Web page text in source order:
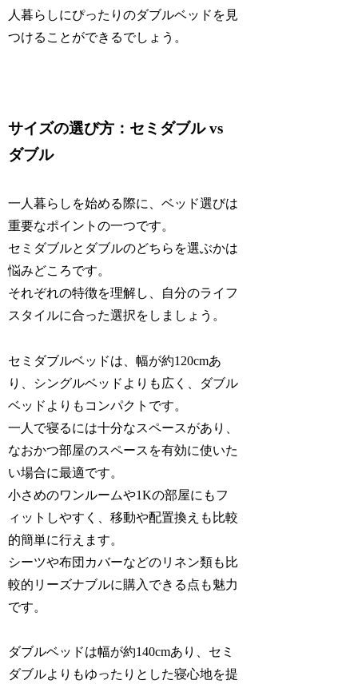
人暮らしにぴったりのダブルベッドを見
つけることができるでしょう。
サイズの選び方：セミダブル vs
ダブル
一人暮らしを始める際に、ベッド選びは
重要なポイントの一つです。
セミダブルとダブルのどちらを選ぶかは
悩みどころです。
それぞれの特徴を理解し、自分のライフ
スタイルに合った選択をしましょう。
セミダブルベッドは、幅が約120cmあ
り、シングルベッドよりも広く、ダブル
ベッドよりもコンパクトです。
一人で寝るには十分なスペースがあり、
なおかつ部屋のスペースを有効に使いた
い場合に最適です。
小さめのワンルームや1Kの部屋にもフ
ィットしやすく、移動や配置換えも比較
的簡単に行えます。
シーツや布団カバーなどのリネン類も比
較的リーズナブルに購入できる点も魅力
です。
ダブルベッドは幅が約140cmあり、セミ
ダブルよりもゆったりとした寝心地を提